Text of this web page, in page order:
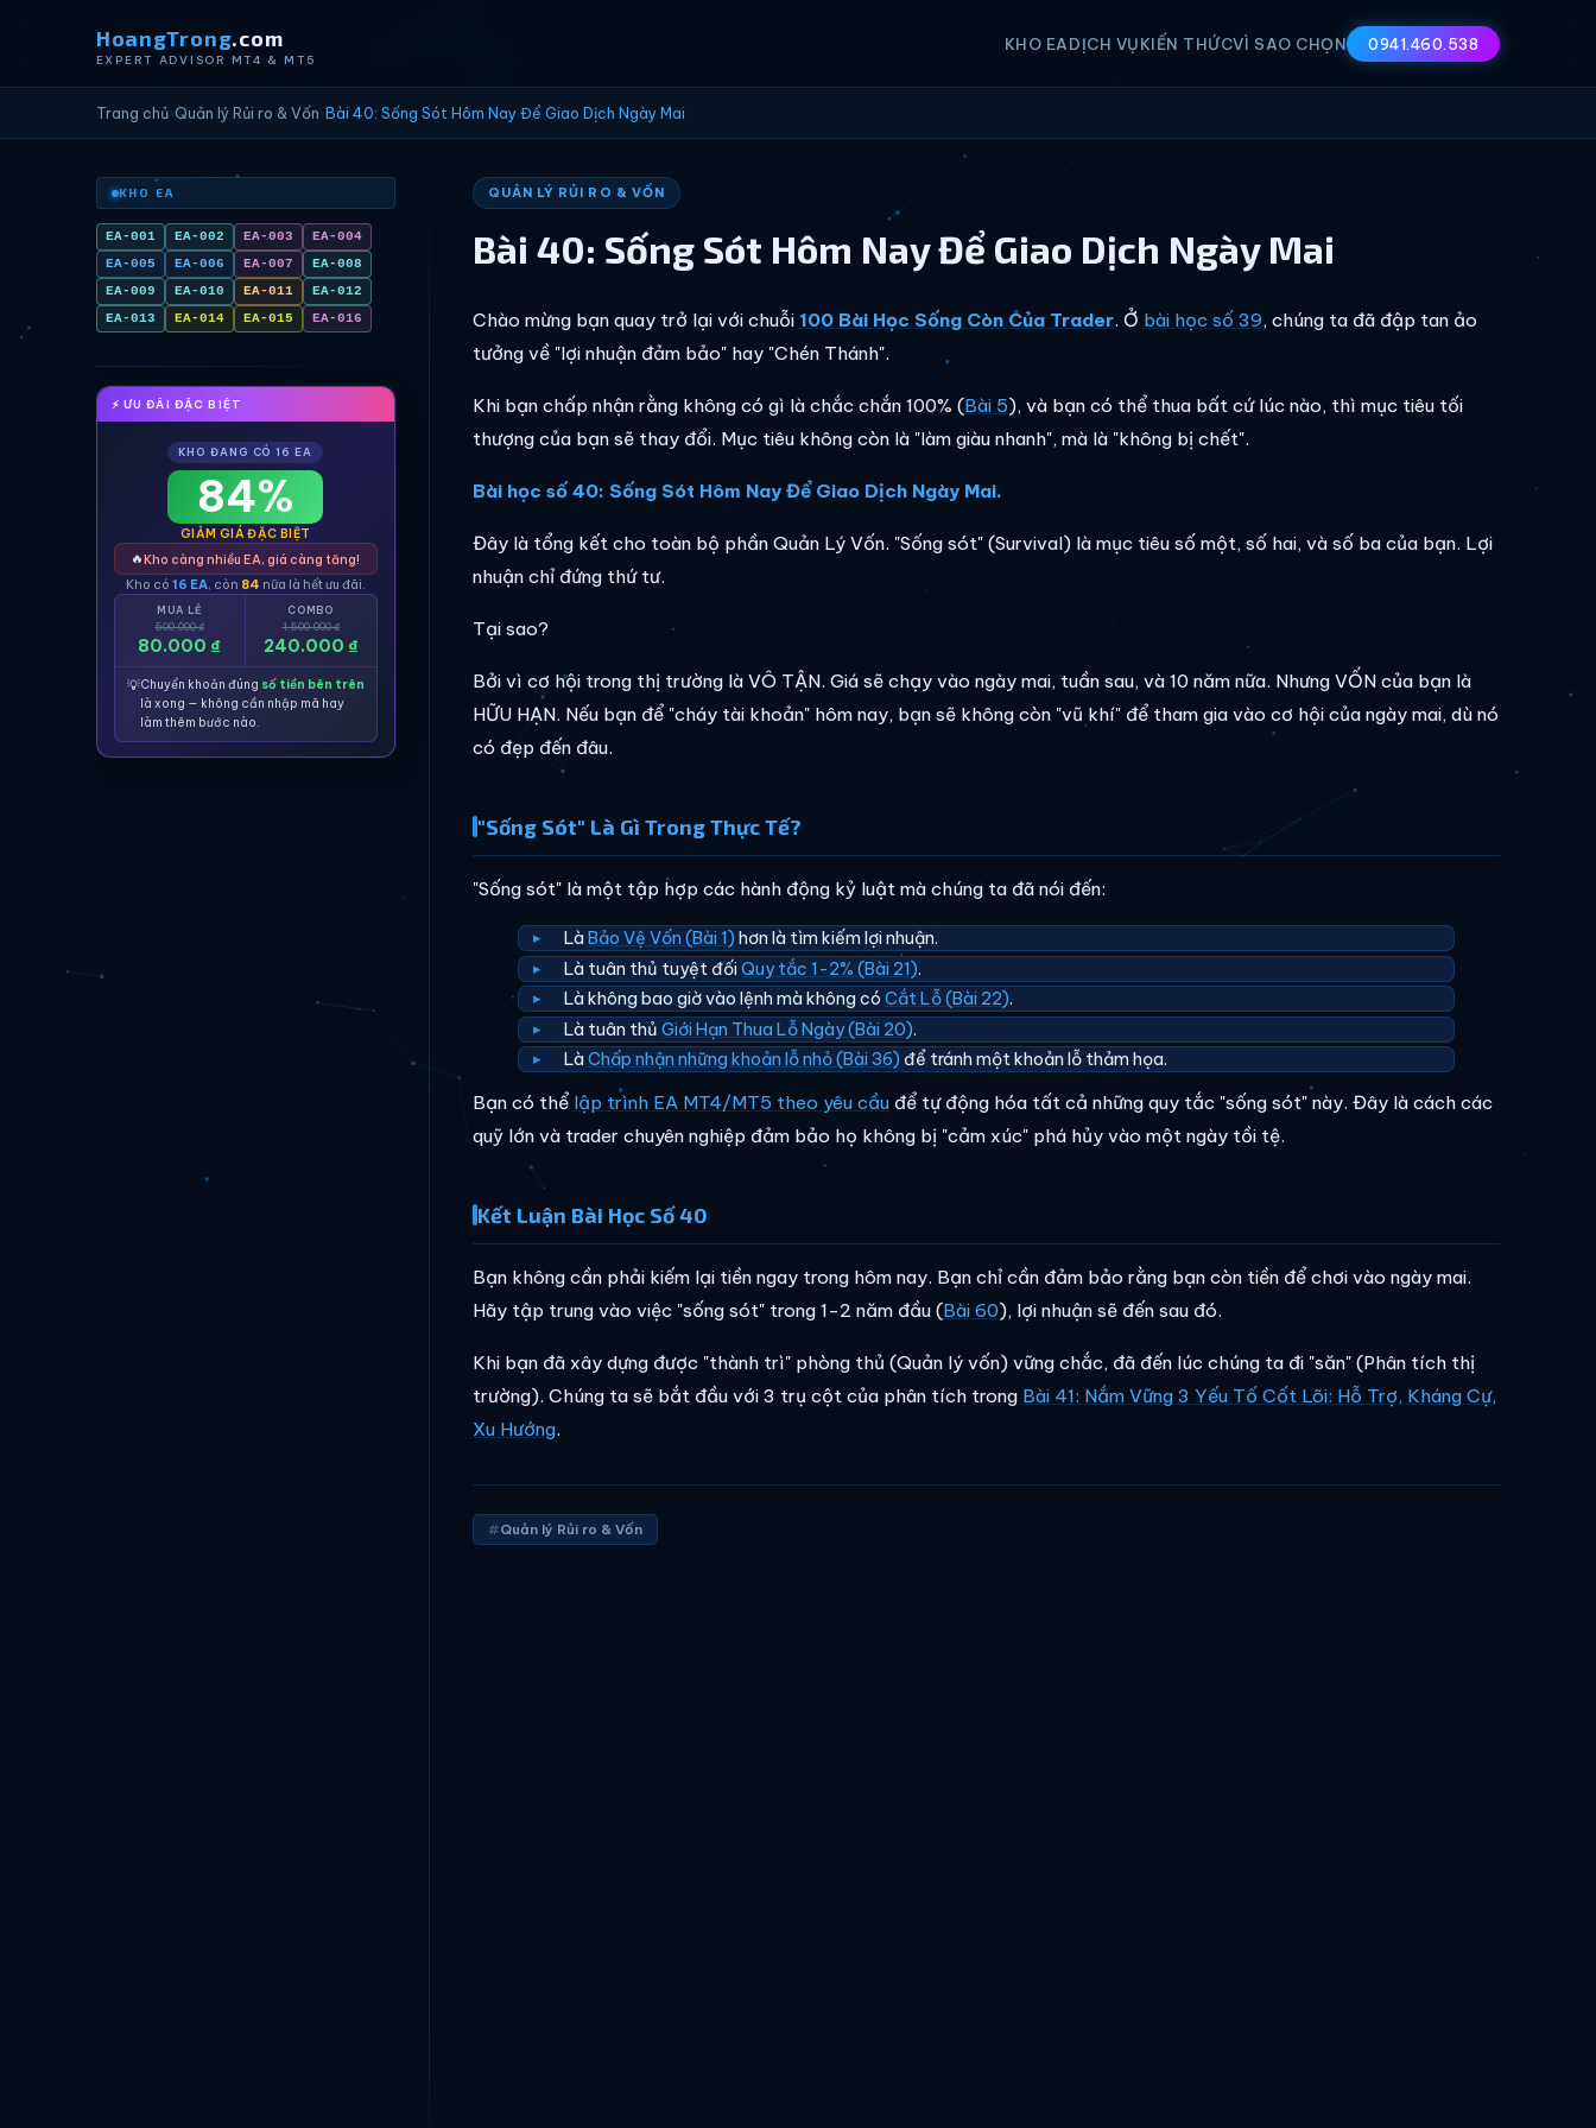
HoangTrong.com
EXPERT ADVISOR MT4 & MT5
KHO EADỊCH VỤKIẾN THỨCVÌ SAO CHỌN 0941.460.538
Trang chủ›Quản lý Rủi ro & Vốn› Bài 40: Sống Sót Hôm Nay Để Giao Dịch Ngày Mai
KHO EA
EA-001 EA-002 EA-003
EA-004
EA-005
EA-006 EA-007
EA-008
EA-009
EA-010 EA-011
EA-012
EA-013
EA-014 EA-015 EA-016
⚡ ƯU ĐÃI ĐẶC BIỆT
KHO ĐANG CÓ 16 EA
84%
GIẢM GIÁ ĐẶC BIỆT
🔥Kho càng nhiều EA, giá càng tăng!
Kho có 16 EA, còn 84 nữa là hết ưu đãi.
MUA LẺ
500.000 ₫
80.000 ₫
COMBO
1.500.000 ₫
240.000 ₫
💡Chuyển khoản đúng số tiền bên trên
là xong — không cần nhập mã hay
làm thêm bước nào.
QUẢN LÝ RỦI RO & VỐN
Bài 40: Sống Sót Hôm Nay Để Giao Dịch Ngày Mai
Chào mừng bạn quay trở lại với chuỗi 100 Bài Học Sống Còn Của Trader. Ở bài học số 39, chúng ta đã đập tan ảo
tưởng về "lợi nhuận đảm bảo" hay "Chén Thánh".
Khi bạn chấp nhận rằng không có gì là chắc chắn 100% (Bài 5), và bạn có thể thua bất cứ lúc nào, thì mục tiêu tối
thượng của bạn sẽ thay đổi. Mục tiêu không còn là "làm giàu nhanh", mà là "không bị chết".
Bài học số 40: Sống Sót Hôm Nay Để Giao Dịch Ngày Mai.
Đây là tổng kết cho toàn bộ phần Quản Lý Vốn. "Sống sót" (Survival) là mục tiêu số một, số hai, và số ba của bạn. Lợi
nhuận chỉ đứng thứ tư.
Tại sao?
Bởi vì cơ hội trong thị trường là VÔ TẬN. Giá sẽ chạy vào ngày mai, tuần sau, và 10 năm nữa. Nhưng VỐN của bạn là
HỮU HẠN. Nếu bạn để "cháy tài khoản" hôm nay, bạn sẽ không còn "vũ khí" để tham gia vào cơ hội của ngày mai, dù nó
có đẹp đến đâu.
"Sống Sót" Là Gì Trong Thực Tế?
"Sống sót" là một tập hợp các hành động kỷ luật mà chúng ta đã nói đến:
LàBảo Vệ Vốn (Bài 1) hơn là tìm kiếm lợi nhuận.
Là tuân thủ tuyệt đốiQuy tắc 1-2% (Bài 21).
Là không bao giờ vào lệnh mà không cóCắt Lỗ (Bài 22).
Là tuân thủGiới Hạn Thua Lỗ Ngày (Bài 20).
LàChấp nhận những khoản lỗ nhỏ (Bài 36) để tránh một khoản lỗ thảm họa.
Bạn có thể lập trình EA MT4/MT5 theo yêu cầuđể tự động hóa tất cả những quy tắc "sống sót" này. Đây là cách các
quỹ lớn và trader chuyên nghiệp đảm bảo họ không bị "cảm xúc" phá hủy vào một ngày tồi tệ.
Kết Luận Bài Học Số 40
Bạn không cần phải kiếm lại tiền ngay trong hôm nay. Bạn chỉ cần đảm bảo rằng bạn còn tiền để chơi vào ngày mai.
Hãy tập trung vào việc "sống sót" trong 1-2 năm đầu (Bài 60), lợi nhuận sẽ đến sau đó.
Khi bạn đã xây dựng được "thành trì" phòng thủ (Quản lý vốn) vững chắc, đã đến lúc chúng ta đi "săn" (Phân tích thị
trường). Chúng ta sẽ bắt đầu với 3 trụ cột của phân tích trong Bài 41: Nắm Vững 3 Yếu Tố Cốt Lõi: Hỗ Trợ, Kháng Cự,
Xu Hướng.
Quản lý Rủi ro & Vốn